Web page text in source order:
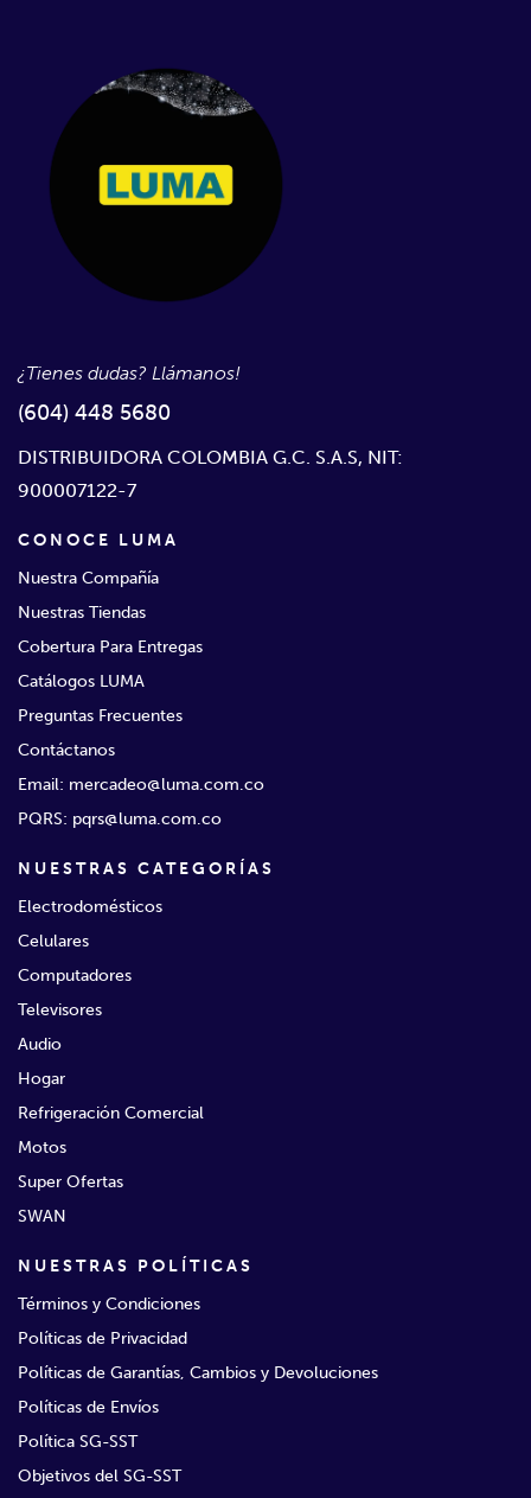
¿Tienes dudas? Llámanos!
(604) 448 5680
DISTRIBUIDORA COLOMBIA G.C. S.A.S, NIT:
900007122-7
CONOCE LUMA
Nuestra Compañía
Nuestras Tiendas
Cobertura Para Entregas
Catálogos LUMA
Preguntas Frecuentes
Contáctanos
Email: mercadeo@luma.com.co
PQRS: pqrs@luma.com.co
NUESTRAS CATEGORÍAS
Electrodomésticos
Celulares
Computadores
Televisores
Audio
Hogar
Refrigeración Comercial
Motos
Super Ofertas
SWAN
NUESTRAS POLÍTICAS
Términos y Condiciones
Políticas de Privacidad
Políticas de Garantías, Cambios y Devoluciones
Políticas de Envíos
Política SG-SST
Objetivos del SG-SST